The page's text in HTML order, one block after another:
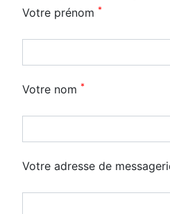
Votre prénom *
Votre nom *
Votre adresse de